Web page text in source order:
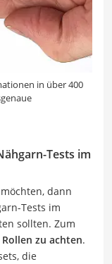
in über 400
Tests im
dann
Tests im
sollten. Zum
zu achten.
die